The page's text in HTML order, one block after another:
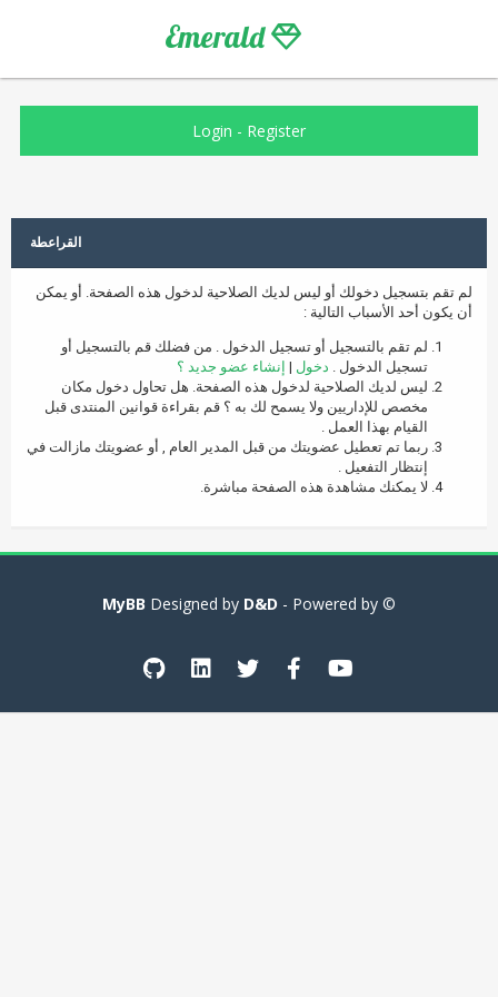
Emerald
Login - Register
القراعطة
لم تقم بتسجيل دخولك أو ليس لديك الصلاحية لدخول هذه الصفحة. أو يمكن
أن يكون أحد الأسباب التالية :
لم تقم بالتسجيل أو تسجيل الدخول . من فضلك قم بالتسجيل أو
تسجيل الدخول . دخول | إنشاء عضو جديد ؟
ليس لديك الصلاحية لدخول هذه الصفحة. هل تحاول دخول مكان
مخصص للإداريين ولا يسمح لك به ؟ قم بقراءة قوانين المنتدى قبل
القيام بهذا العمل .
ربما تم تعطيل عضويتك من قبل المدير العام , أو عضويتك مازالت في
إنتظار التفعيل .
لا يمكنك مشاهدة هذه الصفحة مباشرة.
© Designed by
D&D - Powered by
MyBB